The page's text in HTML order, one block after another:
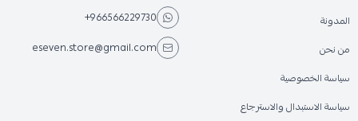
المدونة
من نحن
سياسة الخصوصية
سياسة الاستبدال والاسترجاع
+966566229730
eseven.store@gmail.com